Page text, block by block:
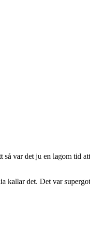
så var det ju en lagom
kallar det. Det var